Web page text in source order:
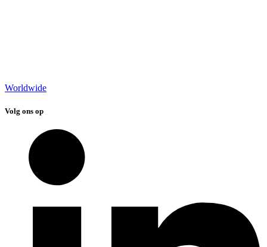
Worldwide
Volg ons op